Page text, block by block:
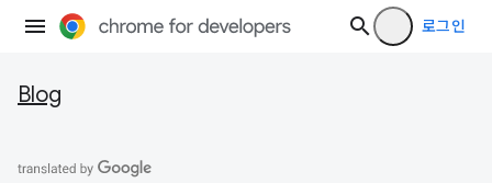
로그인
Blog